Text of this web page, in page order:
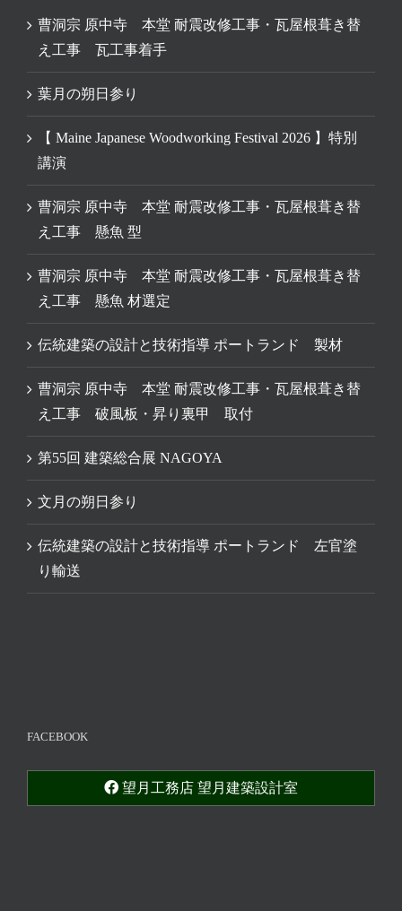
曹洞宗 原中寺 本堂 耐震改修工事・瓦屋根葺き替
え工事 瓦工事着手
葉月の朔日参り
【 Maine Japanese Woodworking Festival 2026 】特別
講演
曹洞宗 原中寺 本堂 耐震改修工事・瓦屋根葺き替
え工事 懸魚 型
曹洞宗 原中寺 本堂 耐震改修工事・瓦屋根葺き替
え工事 懸魚 材選定
伝統建築の設計と技術指導 ポートランド 製材
曹洞宗 原中寺 本堂 耐震改修工事・瓦屋根葺き替
え工事 破風板・昇り裏甲 取付
第55回 建築総合展 NAGOYA
文月の朔日参り
伝統建築の設計と技術指導 ポートランド 左官塗
り輸送
FACEBOOK
望月工務店 望月建築設計室